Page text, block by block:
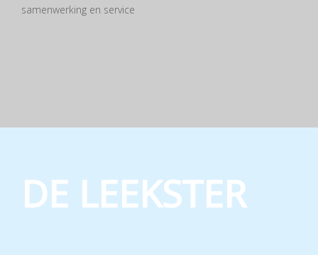
samenwerking en service
DE LEEKSTER